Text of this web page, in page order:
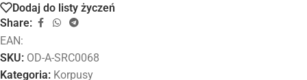
Dodaj do listy życzeń
Share:
EAN:
SKU: OD-A-SRC0068
Kategoria: Korpusy